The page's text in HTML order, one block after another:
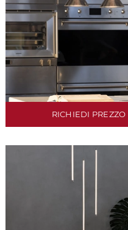
RICHIEDI PREZZO